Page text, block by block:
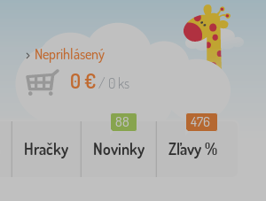
Neprihlásený
0 €/ 0 ks
Hračky Novinky
88
Zľavy %
476